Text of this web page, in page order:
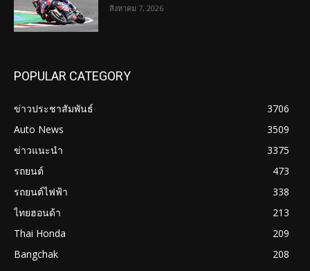
สิงหาคม 7, 2026
POPULAR CATEGORY
ข่าวประชาสัมพันธ์
3706
Auto News
3509
ข่าวแนะนำ
3375
รถยนต์
473
รถยนต์ไฟฟ้า
338
ไทยฮอนด้า
213
Thai Honda
209
Bangchak
208